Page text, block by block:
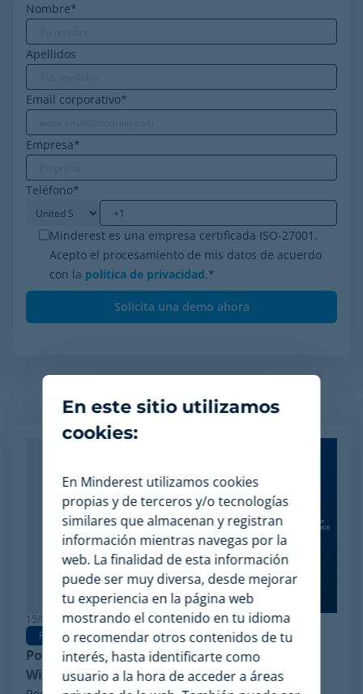
Nombre*
Apellidos
Email corporativo*
Empresa*
Teléfono*
Minderest es una empresa certificada ISO-27001.
Acepto el procesamiento de mis datos de acuerdo
con la política de privacidad.*
Artículos relacionados
15/06/2026
Pricing Software
Por qué Minderest es la mejor alternativa a
Wiser en pricing intelligence
En este sitio utilizamos
cookies:
En Minderest utilizamos cookies
propias y de terceros y/o tecnologías
similares que almacenan y registran
información mientras navegas por la
web. La finalidad de esta información
puede ser muy diversa, desde mejorar
tu experiencia en la página web
mostrando el contenido en tu idioma
o recomendar otros contenidos de tu
interés, hasta identificarte como
usuario a la hora de acceder a áreas